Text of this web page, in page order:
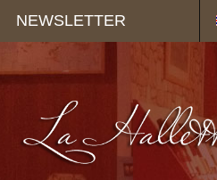
NEWSLETTER
Panneau de gestion des